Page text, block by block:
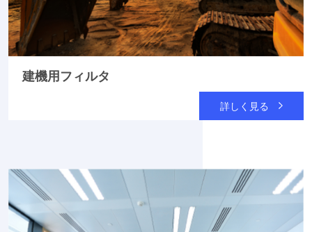
建機用フィルタ
詳しく見る